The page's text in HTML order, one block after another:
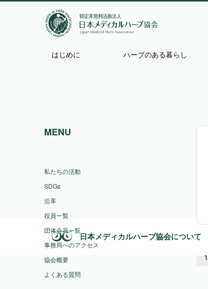
はじめに ハーブのある暮らし
日本メディカルハーブ協会について
1
MENU
私たちの活動
SDGs
沿革
役員一覧
団体会員一覧
事務局へのアクセス
協会概要
よくある質問